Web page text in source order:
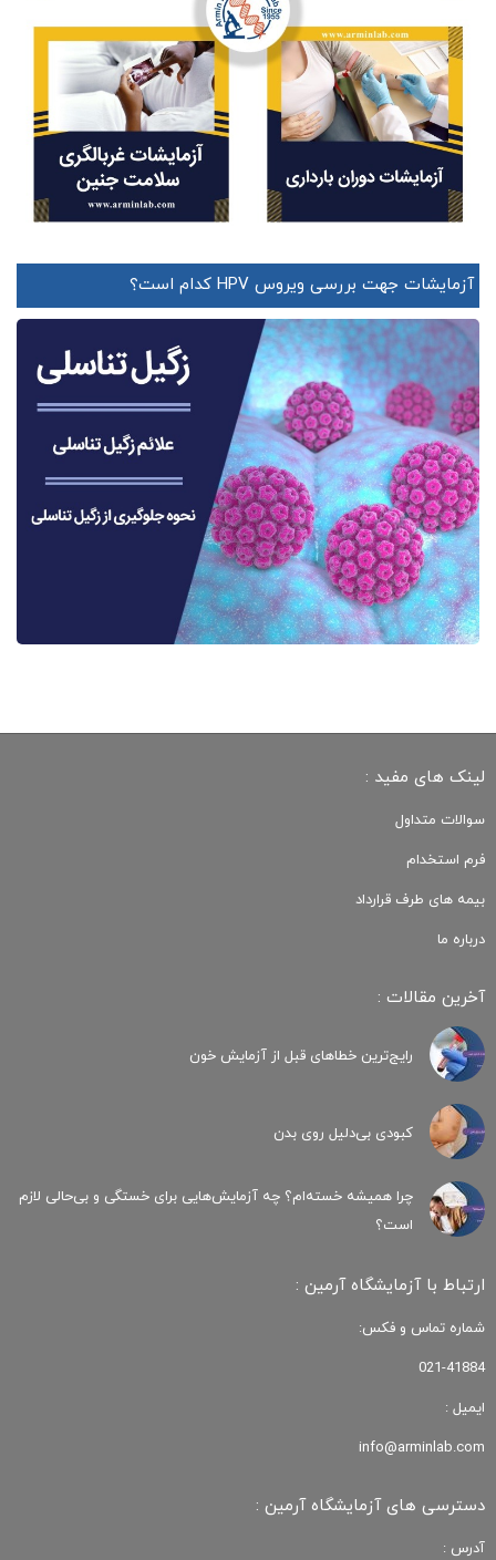
آزمایشات جهت بررسی ویروس HPV کدام است؟
لینک های مفید :
سوالات متداول
فرم استخدام
بیمه های طرف قرارداد
درباره ما
آخرین مقالات :
رایج‌ترین خطاهای قبل از آزمایش خون
کبودی‌ بی‌دلیل روی بدن
چرا همیشه خسته‌ام؟ چه آزمایش‌هایی برای خستگی و بی‌حالی لازم
است؟
ارتباط با آزمایشگاه آرمین :
شماره تماس و فکس:
021-41884
ایمیل :
info@arminlab.com
دسترسی های آزمایشگاه آرمین :
آدرس :